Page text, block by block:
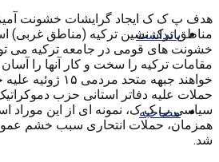
یادداشت
مصاحبه
هدف پ ک ک ایجاد گرایشات خشونت
مناطق ترک نشین ترکیه (مناطق
خشونت های قومی در جامعه ترکیه می
مقامات ترکیه را سخت و کار آنها را آسان
خواهند جبهه متحد
سیاسی پ ک ک، نمونه ای از این موراد
همزمان، حملات انتحاری سبب خشم
شد.